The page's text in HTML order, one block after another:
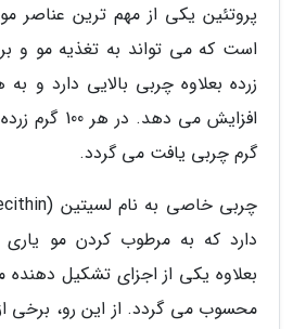
پروتئین یکی از مهم ترین عناصر
است که می تواند به تغذیه مو و
زرده بعلاوه چربی بالایی دارد و
گرم چربی یافت می گردد.
دارد که به مرطوب کردن مو
بعلاوه یکی از اجزای تشکیل دهنده
محسوب می گردد. از این رو، برخی از